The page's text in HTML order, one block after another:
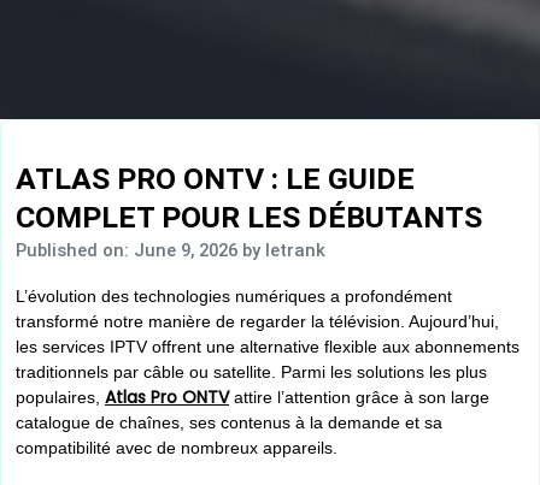
ATLAS PRO ONTV : LE GUIDE
COMPLET POUR LES DÉBUTANTS
Published on: June 9, 2026 by letrank
L’évolution des technologies numériques a profondément
transformé notre manière de regarder la télévision. Aujourd’hui,
les services IPTV offrent une alternative flexible aux abonnements
traditionnels par câble ou satellite. Parmi les solutions les plus
populaires, Atlas Pro ONTVattire l’attention grâce à son large
catalogue de chaînes, ses contenus à la demande et sa
compatibilité avec de nombreux appareils.